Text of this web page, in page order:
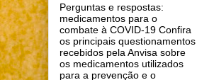
Perguntas e respostas:
medicamentos para o
combate à COVID-19 Confira
os principais questionamentos
recebidos pela Anvisa sobre
os medicamentos utilizados
para a prevenção e o